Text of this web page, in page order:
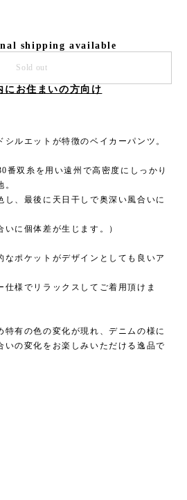
shipping available
Sold out
にお住まいの方向け
ルエットが特徴のベイカーパンツ。
番双糸を用い遠州で高密度にしっかり
し、最後に天日干しで奥深い風合いに
いに個体差が生じます。）
なポケットがデザインとしても良いア
仕様でリラックスしてご着用頂けま
特有の色の変化が現れ、デニムの様に
いの変化をお楽しみいただける逸品で